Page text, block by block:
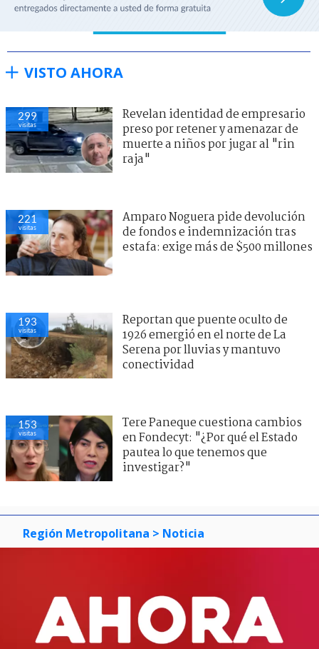
VISTO AHORA
299
visitas
Revelan identidad de empresario
preso por retener y amenazar de
muerte a niños por jugar al "rin
raja"
221
visitas
Amparo Noguera pide devolución
de fondos e indemnización tras
estafa: exige más de $500 millones
193
visitas
Reportan que puente oculto de
1926 emergió en el norte de La
Serena por lluvias y mantuvo
conectividad
153
visitas
Tere Paneque cuestiona cambios
en Fondecyt: "¿Por qué el Estado
pautea lo que tenemos que
investigar?"
Región Metropolitana > Noticia